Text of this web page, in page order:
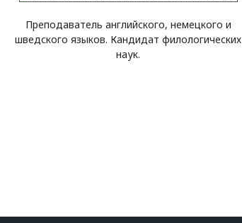
Преподаватель английского, немецкого и
шведского языков. Кандидат филологических
наук.